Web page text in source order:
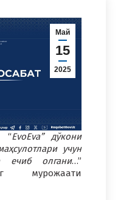
Май
15
2025
“EvoEva” дўкони
учун
ечиб олгани…”
мурожаати